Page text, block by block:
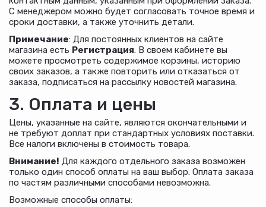
С менеджером можно будет согласовать точное время и
сроки доставки, а также уточнить детали.
Примечание: Для постоянных клиентов на сайте
магазина есть Регистрация. В своем кабинете вы
можете просмотреть содержимое корзины, историю
своих заказов, а также повторить или отказаться от
заказа, подписаться на рассылку новостей магазина.
3. Оплата и цены
Цены, указанные на сайте, являются окончательными и
не требуют доплат при стандартных условиях поставки.
Все налоги включены в стоимость товара.
Внимание! Для каждого отдельного заказа возможен
только один способ оплаты на ваш выбор. Оплата заказа
по частям различными способами невозможна.
Возможные способы оплаты: